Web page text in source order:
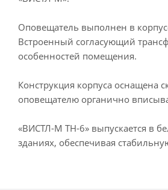
Оповещатель выполнен в
Встроенный согласующий
особенностей помещения.
Конструкция корпуса оснащена
оповещателю органично
«ВИСТЛ-М ТН-6» выпускается в
зданиях, обеспечивая